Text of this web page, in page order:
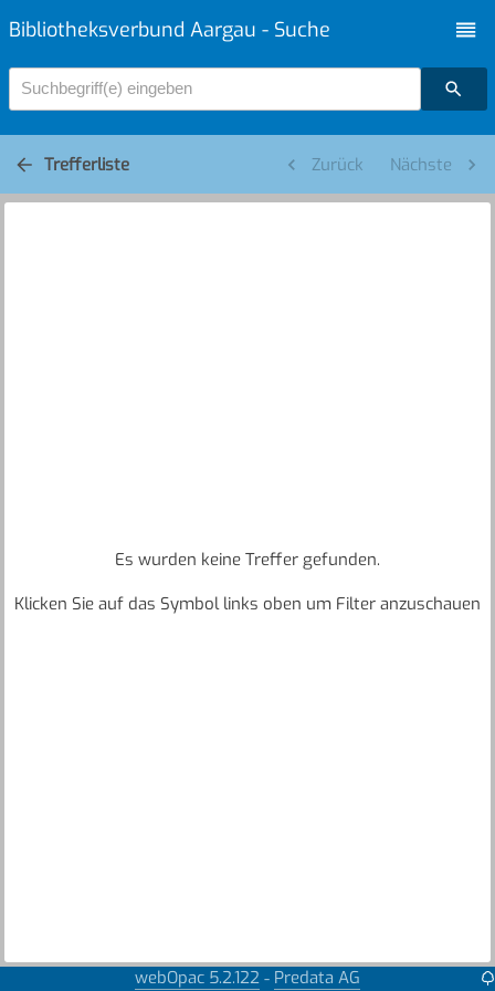
Bibliotheksverbund Aargau - Suche
Suchbegriff(e) eingeben
Trefferliste Zurück Nächste
Es wurden keine Treffer gefunden.
Klicken Sie auf das Symbol links oben um Filter anzuschauen
webOpac 5.2.122 - Predata AG